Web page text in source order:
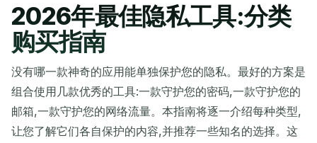
2026年最佳隐私工具:分类
购买指南
没有哪一款神奇的应用能单独保护您的隐私。最好的方案是
组合使用几款优秀的工具:一款守护您的密码,一款守护您的
邮箱,一款守护您的网络流量。本指南将逐一介绍每种类型,
让您了解它们各自保护的内容,并推荐一些知名的选择。这